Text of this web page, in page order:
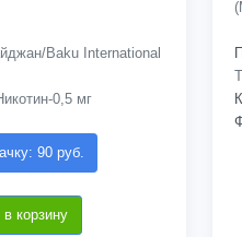
Baku International
0,5 мг
90 руб.
корзину